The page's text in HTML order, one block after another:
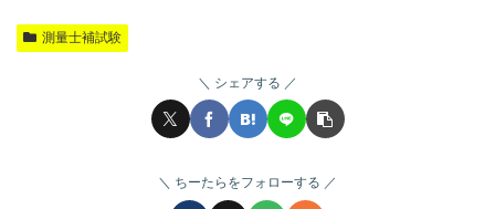
測量士補試験
シェアする
ちーたらをフォローする